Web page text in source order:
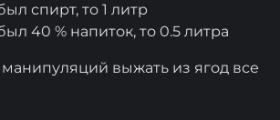
спирт, то 1 литр
40 % напиток, то 0.5 литра
манипуляций выжать из ягод все